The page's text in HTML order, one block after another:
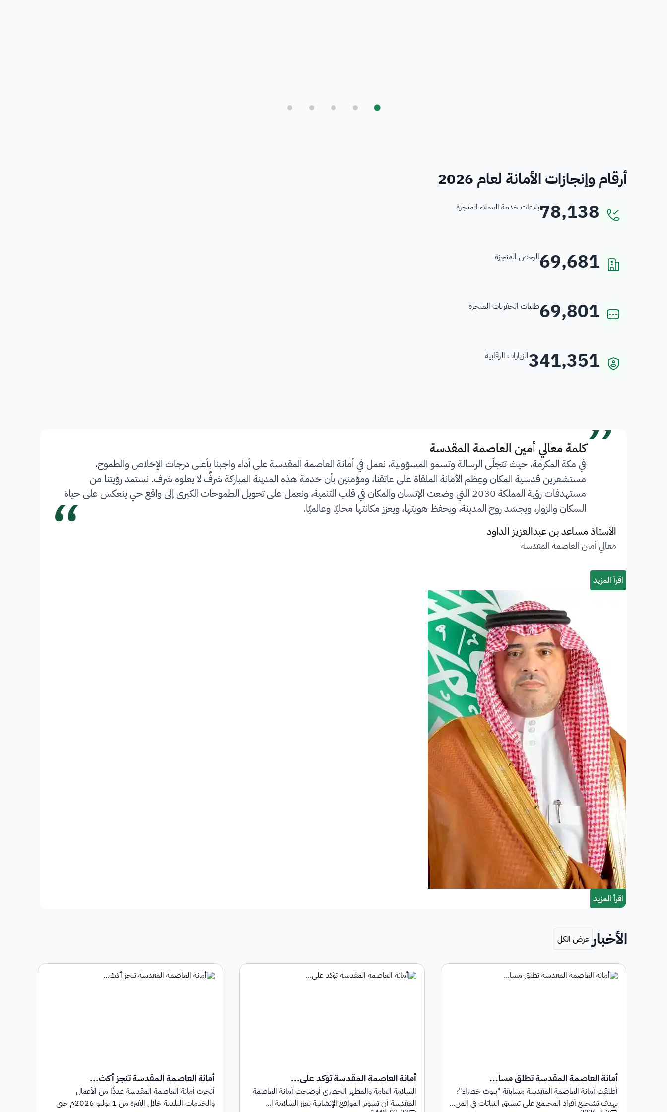
أرقام وإنجازات الأمانة لعام 2026
78,138بلاغات خدمة العملاء المنجزة
69,681الرخص المنجزة
69,801طلبات الحفريات المنجزة
341,351الزيارات الرقابية
”كلمة معالي أمين العاصمة المقدسة
في مكة المكرمة، حيث تتجلّى الرسالة وتسمو المسؤولية، نعمل في أمانة العاصمة المقدسة على أداء واجبنا بأعلى درجات الإخلاص والطموح،
مستشعرين قدسية المكان وعِظم الأمانة الملقاة على عاتقنا، ومؤمنين بأن خدمة هذه المدينة المباركة شرفٌ لا يعلوه شرف. نستمد رؤيتنا من
مستهدفات رؤية المملكة 2030 التي وضعت الإنسان والمكان في قلب التنمية، ونعمل على تحويل الطموحات الكبرى إلى واقع حي ينعكس على حياة
السكان والزوار، ويجسّد روح المدينة، ويحفظ هويتها، ويعزز مكانتها محليًا وعالميًا.
الأستاذ مساعد بن عبدالعزيز الداود
معالي أمين العاصمة المقدسة “
الأخبار
أمانة العاصمة المقدسة تطلق مسا...
أطلقت أمانة العاصمة المقدسة مسابقة "بيوت خضراء"؛
بهدف تشجيع أفراد المجتمع على تنسيق النباتات في المن...
أمانة العاصمة المقدسة تؤكد على...
السلامة العامة والمظهر الحضري أوضحت أمانة العاصمة
المقدسة أن تسوير المواقع الإنشائية يعزز السلامة ا...
أمانة العاصمة المقدسة تنجز أكث...
أنجزت أمانة العاصمة المقدسة عددًا من الأعمال
والخدمات البلدية خلال الفترة من 1 يوليو 2026م حتى